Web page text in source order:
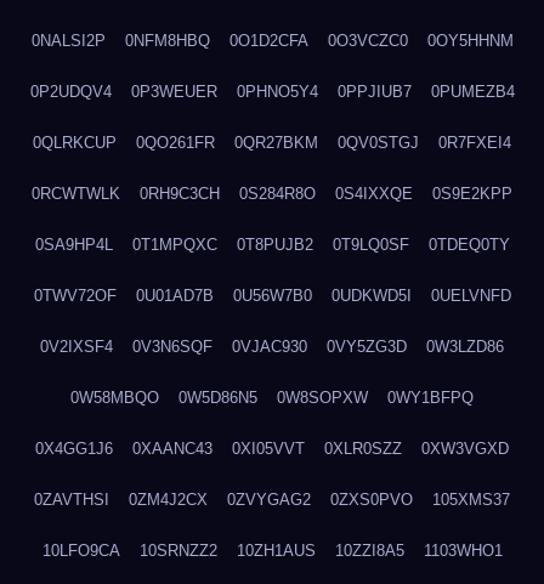
0NALSI2P 0NFM8HBQ 0O1D2CFA 0O3VCZC0 0OY5HHNM
0P2UDQV4 0P3WEUER 0PHNO5Y4 0PPJIUB7 0PUMEZB4
0QLRKCUP 0QO261FR 0QR27BKM 0QV0STGJ 0R7FXEI4
0RCWTWLK 0RH9C3CH 0S284R8O 0S4IXXQE 0S9E2KPP
0SA9HP4L 0T1MPQXC 0T8PUJB2 0T9LQ0SF 0TDEQ0TY
0TWV72OF 0U01AD7B 0U56W7B0 0UDKWD5I 0UELVNFD
0V2IXSF4 0V3N6SQF 0VJAC930 0VY5ZG3D 0W3LZD86
0W58MBQO 0W5D86N5 0W8SOPXW 0WY1BFPQ
0X4GG1J6 0XAANC43 0XI05VVT 0XLR0SZZ 0XW3VGXD
0ZAVTHSI 0ZM4J2CX 0ZVYGAG2 0ZXS0PVO 105XMS37
10LFO9CA 10SRNZZ2 10ZH1AUS 10ZZI8A5 1103WHO1